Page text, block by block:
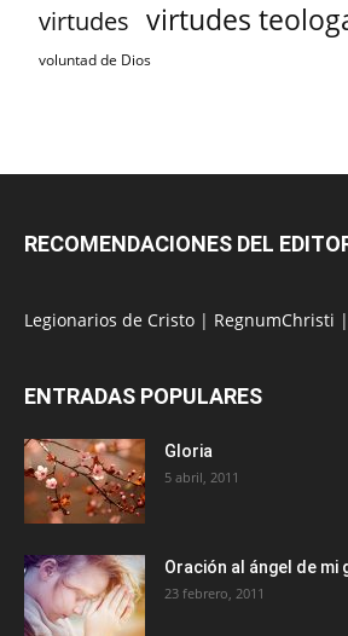
virtudes virtudes
voluntad de Dios
RECOMENDACIONES DEL
Legionarios de Cristo | RegnumChristi |
ENTRADAS POPULARES
Gloria
5 abril, 2011
Oración al ángel de mi
23 febrero, 2011